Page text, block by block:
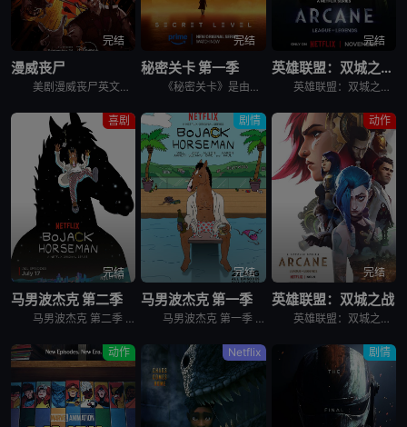
完结
漫威丧尸
美剧漫威丧尸英文名为Marvel Zombies，讲述的是：丧尸病毒漫延，血腥与混乱笼罩。 &nbsp; &nbsp; &nbsp; &nbsp; &nbsp; &nbsp; &nbsp; &nb
完结
秘密关卡 第一季
《秘密关卡》是由《爱，死亡和机器人》的创作团队精心打造的动画选集系列，其故事灵感来源于世界各地的电子游戏，时间横跨过去、现在和未来。这个突破边界，向游戏和玩家以及驱策我们深入探索、发现秘密、向着未
完结
英雄联盟：双城之战 第二季
英雄联盟：双城之战 第二季 Arcane Season 2是2024年剧情,动作,科幻,动画,奇幻,冒险剧集。黑暗梦魇，有增无减。务必认清，敌人的真面目……
喜剧
完结
马男波杰克 第二季
马男波杰克 第二季 BoJack Horseman Season 2的世界设定是普通人类和拟人化的动物共同生活在一起，除了外形，这些动物跟人类没什么不同。马男波杰克（威尔·阿奈特 Will Arn
剧情
完结
马男波杰克 第一季
马男波杰克 第一季 BoJack Horseman Season 1的世界设定是普通人类和拟人化的动物共同生活在一起，除了外形，这些动物跟人类没什么不同。马男波杰克（威尔·阿奈特 Will Arn
动作
完结
英雄联盟：双城之战
英雄联盟：双城之战 第一季 Arcane Season 1作为英雄联盟官方动画剧集，讲述的是在充满蒸汽朋克气息的乌托邦-皮尔特沃夫和由化学品驱动的地下城-祖安中，蔚和金克丝两姐妹，她们在一场激烈的
动作 Netflix 剧情